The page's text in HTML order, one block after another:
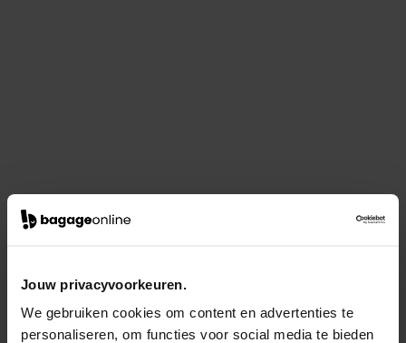
Jouw privacyvoorkeuren.
We gebruiken cookies om content en advertenties te
personaliseren, om functies voor social media te bieden